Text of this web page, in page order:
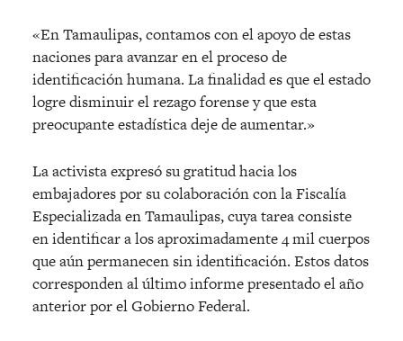
«En Tamaulipas, contamos con el apoyo de estas
naciones para avanzar en el proceso de
identificación humana. La finalidad es que el estado
logre disminuir el rezago forense y que esta
preocupante estadística deje de aumentar.»
La activista expresó su gratitud hacia los
embajadores por su colaboración con la Fiscalía
Especializada en Tamaulipas, cuya tarea consiste
en identificar a los aproximadamente 4 mil cuerpos
que aún permanecen sin identificación. Estos datos
corresponden al último informe presentado el año
anterior por el Gobierno Federal.